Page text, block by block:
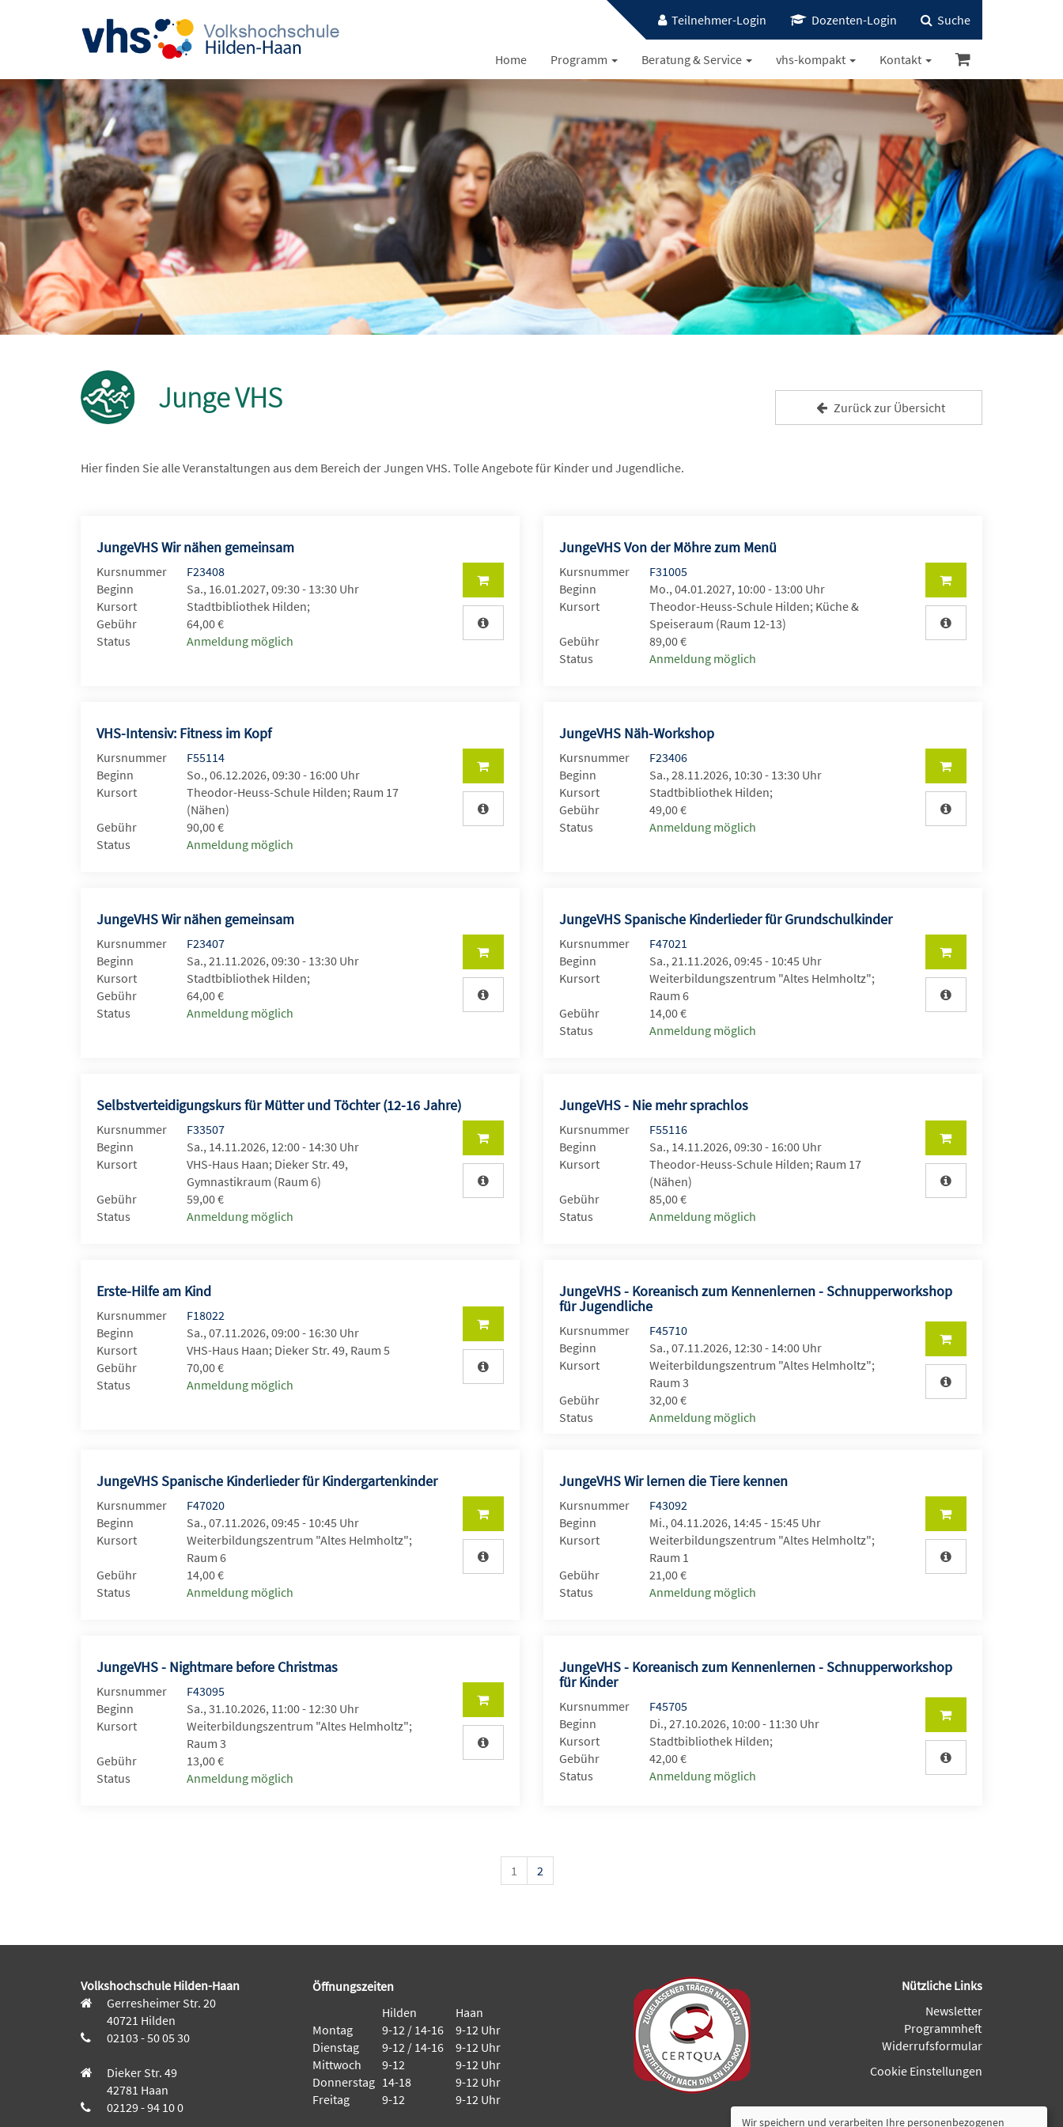
Teilnehmer-Login Dozenten-Login Suche
Home Programm Beratung & Service vhs-kompakt Kontakt
Junge VHS Zurück zur Übersicht
Hier finden Sie alle Veranstaltungen aus dem Bereich der Jungen VHS. Tolle Angebote für Kinder und Jugendliche.
JungeVHS Wir nähen gemeinsam
Kursnummer
F23408
Beginn
Sa., 16.01.2027, 09:30 - 13:30 Uhr
Kursort
Stadtbibliothek Hilden;
Gebühr
64,00 €
Status
Anmeldung möglich
JungeVHS Von der Möhre zum Menü
Kursnummer
F31005
Beginn
Mo., 04.01.2027, 10:00 - 13:00 Uhr
Kursort
Theodor-Heuss-Schule Hilden; Küche &
Speiseraum (Raum 12-13)
Gebühr
89,00 €
Status
Anmeldung möglich
VHS-Intensiv: Fitness im Kopf
Kursnummer
F55114
Beginn
So., 06.12.2026, 09:30 - 16:00 Uhr
Kursort
Theodor-Heuss-Schule Hilden; Raum 17
(Nähen)
Gebühr
90,00 €
Status
Anmeldung möglich
JungeVHS Näh-Workshop
Kursnummer
F23406
Beginn
Sa., 28.11.2026, 10:30 - 13:30 Uhr
Kursort
Stadtbibliothek Hilden;
Gebühr
49,00 €
Status
Anmeldung möglich
JungeVHS Wir nähen gemeinsam
Kursnummer
F23407
Beginn
Sa., 21.11.2026, 09:30 - 13:30 Uhr
Kursort
Stadtbibliothek Hilden;
Gebühr
64,00 €
Status
Anmeldung möglich
JungeVHS Spanische Kinderlieder für Grundschulkinder
Kursnummer
F47021
Beginn
Sa., 21.11.2026, 09:45 - 10:45 Uhr
Kursort
Weiterbildungszentrum "Altes Helmholtz";
Raum 6
Gebühr
14,00 €
Status
Anmeldung möglich
Selbstverteidigungskurs für Mütter und Töchter (12-16 Jahre)
Kursnummer
F33507
Beginn
Sa., 14.11.2026, 12:00 - 14:30 Uhr
Kursort
VHS-Haus Haan; Dieker Str. 49,
Gymnastikraum (Raum 6)
Gebühr
59,00 €
Status
Anmeldung möglich
JungeVHS - Nie mehr sprachlos
Kursnummer
F55116
Beginn
Sa., 14.11.2026, 09:30 - 16:00 Uhr
Kursort
Theodor-Heuss-Schule Hilden; Raum 17
(Nähen)
Gebühr
85,00 €
Status
Anmeldung möglich
Erste-Hilfe am Kind
Kursnummer
F18022
Beginn
Sa., 07.11.2026, 09:00 - 16:30 Uhr
Kursort
VHS-Haus Haan; Dieker Str. 49, Raum 5
Gebühr
70,00 €
Status
Anmeldung möglich
JungeVHS - Koreanisch zum Kennenlernen - Schnupperworkshop
für Jugendliche
Kursnummer
F45710
Beginn
Sa., 07.11.2026, 12:30 - 14:00 Uhr
Kursort
Weiterbildungszentrum "Altes Helmholtz";
Raum 3
Gebühr
32,00 €
Status
Anmeldung möglich
JungeVHS Spanische Kinderlieder für Kindergartenkinder
Kursnummer
F47020
Beginn
Sa., 07.11.2026, 09:45 - 10:45 Uhr
Kursort
Weiterbildungszentrum "Altes Helmholtz";
Raum 6
Gebühr
14,00 €
Status
Anmeldung möglich
JungeVHS Wir lernen die Tiere kennen
Kursnummer
F43092
Beginn
Mi., 04.11.2026, 14:45 - 15:45 Uhr
Kursort
Weiterbildungszentrum "Altes Helmholtz";
Raum 1
Gebühr
21,00 €
Status
Anmeldung möglich
JungeVHS - Nightmare before Christmas
Kursnummer
F43095
Beginn
Sa., 31.10.2026, 11:00 - 12:30 Uhr
Kursort
Weiterbildungszentrum "Altes Helmholtz";
Raum 3
Gebühr
13,00 €
Status
Anmeldung möglich
JungeVHS - Koreanisch zum Kennenlernen - Schnupperworkshop
für Kinder
Kursnummer
F45705
Beginn
Di., 27.10.2026, 10:00 - 11:30 Uhr
Kursort
Stadtbibliothek Hilden;
Gebühr
42,00 €
Status
Anmeldung möglich
1 2
Volkshochschule Hilden-Haan
Gerresheimer Str. 20
40721 Hilden
02103 - 50 05 30
Dieker Str. 49
42781 Haan
02129 - 94 10 0
Öffnungszeiten
Hilden
Haan
Montag
9-12 / 14-16
9-12 Uhr
Dienstag
9-12 / 14-16
9-12 Uhr
Mittwoch
9-12
9-12 Uhr
Donnerstag 14-18
9-12 Uhr
Freitag
9-12 9-12 Uhr
Nützliche Links
Newsletter
Programmheft
Widerrufsformular
Cookie Einstellungen
Wir speichern und verarbeiten Ihre personenbezogenen